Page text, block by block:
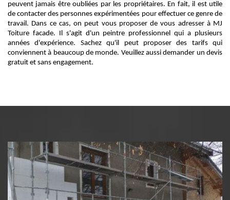
peuvent jamais être oubliées par les propriétaires. En fait, il est utile
de contacter des personnes expérimentées pour effectuer ce genre de
travail. Dans ce cas, on peut vous proposer de vous adresser à MJ
Toiture facade. Il s'agit d'un peintre professionnel qui a plusieurs
années d'expérience. Sachez qu'il peut proposer des tarifs qui
conviennent à beaucoup de monde. Veuillez aussi demander un devis
gratuit et sans engagement.